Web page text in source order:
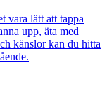
vara lätt att tappa
upp, äta med
känslor kan du hitta